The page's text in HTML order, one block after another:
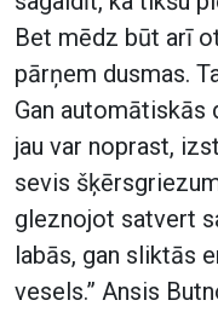
Bet mēdz būt arī
pārņem dusmas.
Gan automātiskās
jau var noprast,
sevis
gleznojot satvert
labās, gan sliktās
vesels.” Ansis